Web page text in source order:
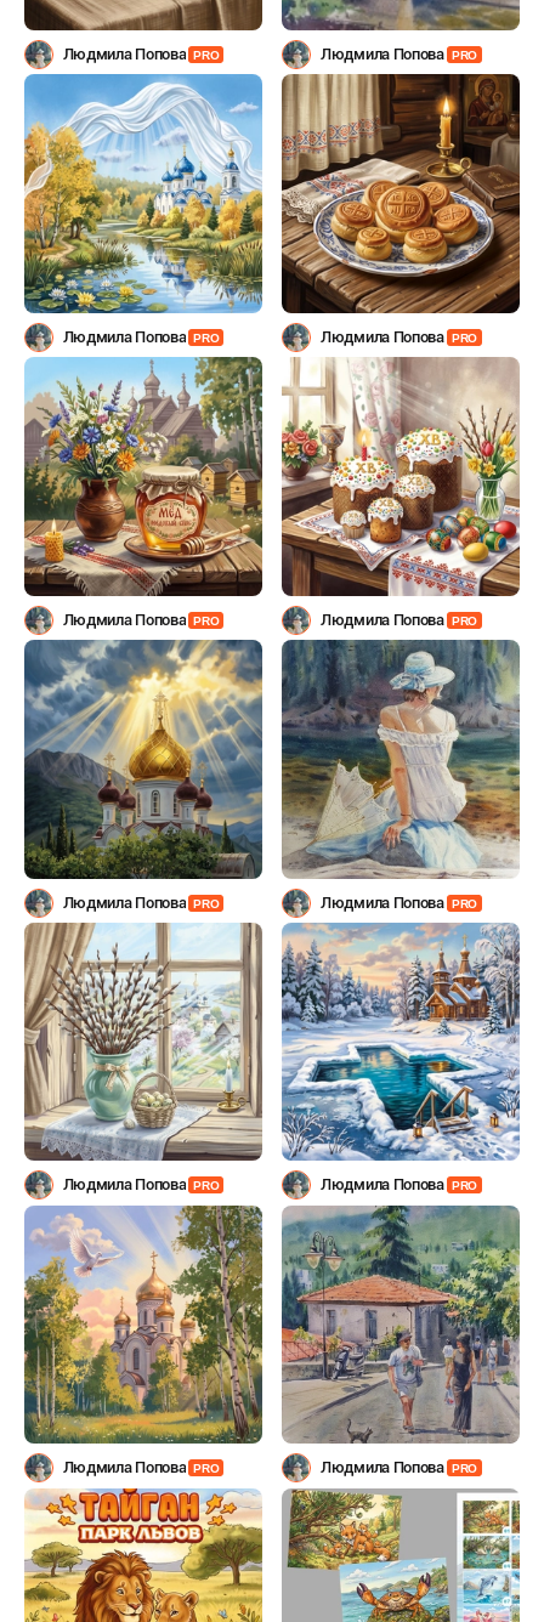
Людмила Попова PRO Людмила Попова PRO
Людмила Попова PRO Людмила Попова PRO
Людмила Попова PRO Людмила Попова PRO
Людмила Попова PRO Людмила Попова PRO
Людмила Попова PRO Людмила Попова PRO
Людмила Попова PRO Людмила Попова PRO